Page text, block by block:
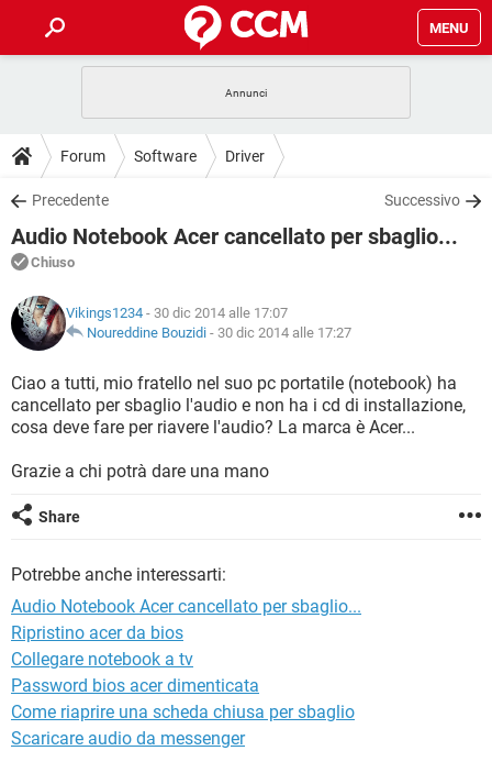
MENU
INTRATTENIMENTO ANDROID
iOS
INSTAGRAM WHATSAPP
TIKTOK
HARDWARE
GUIDE
COVID-19 GAMING
iOS
INSTAGRAM
TIKTOK FACEBOOK
DOWNLOAD
COVID-19 GAMING
INTRATTENIMENTO
iOS WINDOWS 10
INSTAGRAM
TIKTOK FACEBOOK
HARDWARE
FORUM
COVID-19
INTRATTENIMENTO ANDROID
INSTAGRAM WHATSAPP
HARDWARE
GLOSSARIO
COVID-19
INTRATTENIMENTO ANDROID
iOS WINDOWS 10
INSTAGRAM
Forum Software Driver
Precedente Successivo
Audio Notebook Acer cancellato per sbaglio...
Chiuso
Vikings1234 - 30 dic 2014 alle 17:07
Noureddine Bouzidi - 30 dic 2014 alle 17:27
Ciao a tutti, mio fratello nel suo pc portatile (notebook) ha
cancellato per sbaglio l'audio e non ha i cd di installazione,
cosa deve fare per riavere l'audio? La marca è Acer...
Grazie a chi potrà dare una mano
Share
Potrebbe anche interessarti:
Audio Notebook Acer cancellato per sbaglio...
Ripristino acer da bios
Collegare notebook a tv
Password bios acer dimenticata
Come riaprire una scheda chiusa per sbaglio
Scaricare audio da messenger